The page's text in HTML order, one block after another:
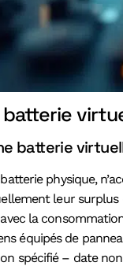
batterie
physique,
leur surplus
la
équipés de
spécifié – date